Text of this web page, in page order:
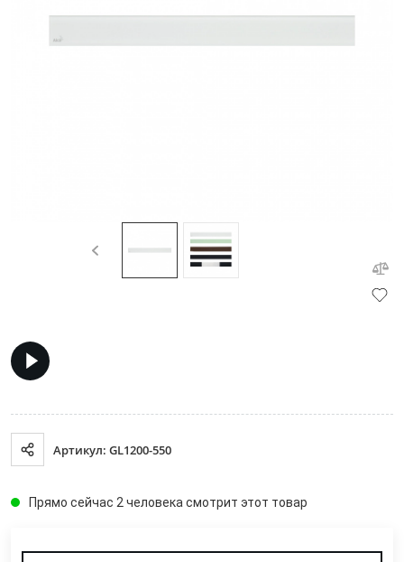
Артикул: GL1200-550
Прямо сейчас 2 человека смотрит этот товар